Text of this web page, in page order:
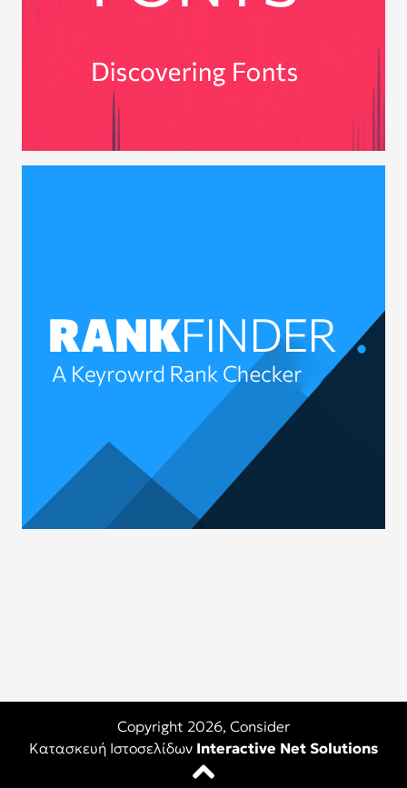
Copyright 2026, Consider
Κατασκευή Ιστοσελίδων Interactive Net Solutions